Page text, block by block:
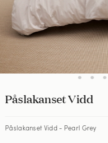
• • •
Påslakanset Vidd
Påslakanset Vidd - Pearl Grey